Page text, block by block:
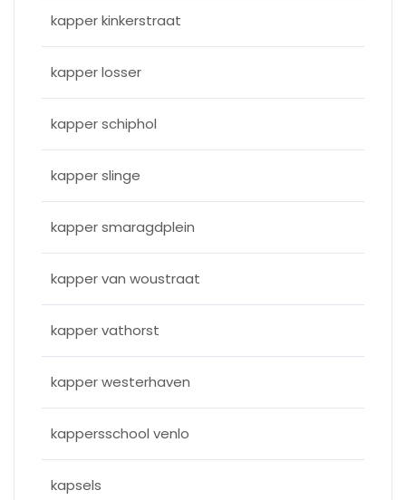
kapper kinkerstraat
kapper losser
kapper schiphol
kapper slinge
kapper smaragdplein
kapper van woustraat
kapper vathorst
kapper westerhaven
kappersschool venlo
kapsels